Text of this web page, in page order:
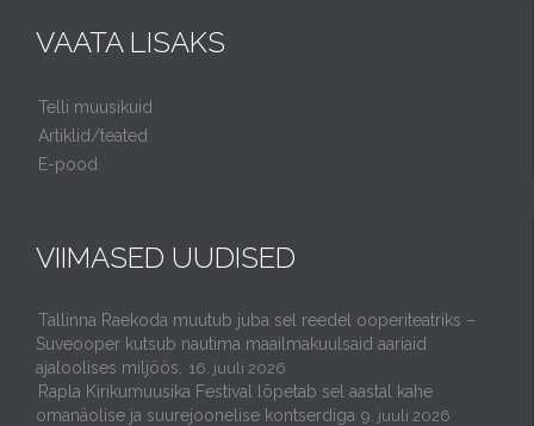
VAATA LISAKS
Telli muusikuid
Artiklid/teated
E-pood
VIIMASED UUDISED
Tallinna Raekoda muutub juba sel reedel ooperiteatriks –
Suveooper kutsub nautima maailmakuulsaid aariaid
ajaloolises miljöös.
16. juuli 2026
Rapla Kirikumuusika Festival lõpetab sel aastal kahe
omanäolise ja suurejoonelise kontserdiga 9. juuli 2026